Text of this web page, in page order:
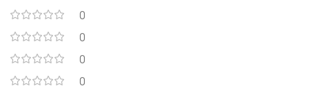
0
0
0
0